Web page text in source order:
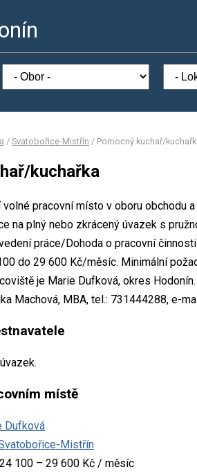
/ Svatobořice-Mistřín / Pomocný kuchař/
kuchařka
pracovní místo v oboru obchodu
na plný nebo zkrácený úvazek s
práce/Dohoda o pracovní
do 29 600 Kč/měsíc. Minimální
je Marie Dufková, okres
Machová, MBA, tel.: 731444288, e-
místě
Dufková
Mistřín
24 100 – 29 600 Kč / měsíc